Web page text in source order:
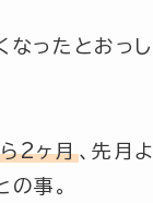
なったとおっ
2ヶ月、先月
事。